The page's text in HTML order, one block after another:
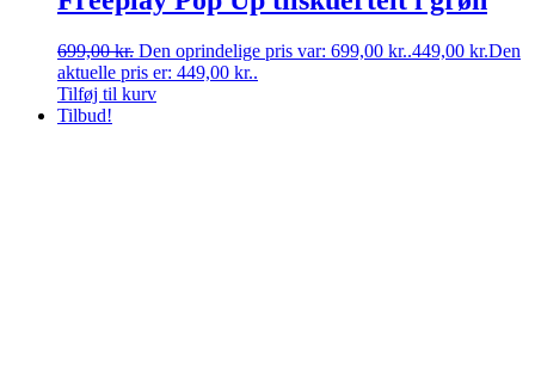
699,00kr. Den oprindelige pris var: 699,00 kr..449,00 kr.Den
aktuelle pris er: 449,00 kr..
Tilføj til kurv
Tilbud!